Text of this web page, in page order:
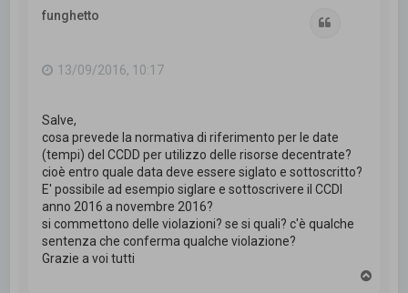
funghetto
13/09/2016, 10:17
Salve,
cosa prevede la normativa di riferimento per le date
(tempi) del CCDD per utilizzo delle risorse decentrate?
cioè entro quale data deve essere siglato e sottoscritto?
E' possibile ad esempio siglare e sottoscrivere il CCDI
anno 2016 a novembre 2016?
si commettono delle violazioni? se si quali? c'è qualche
sentenza che conferma qualche violazione?
Grazie a voi tutti